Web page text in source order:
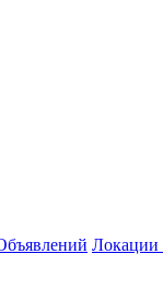
Локации